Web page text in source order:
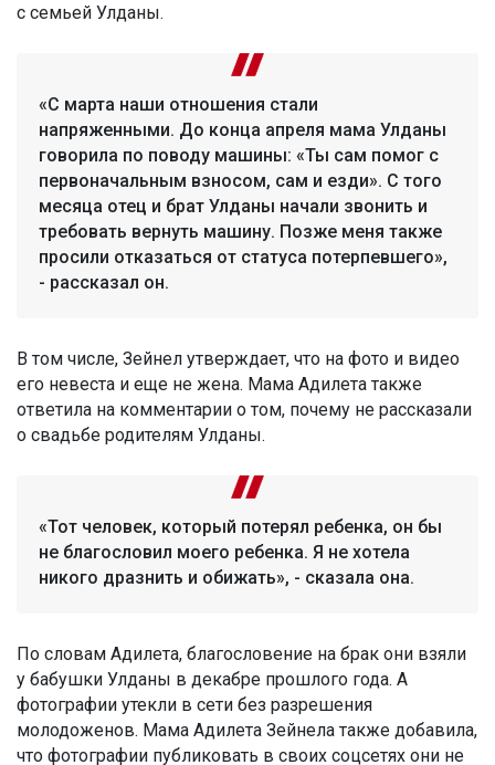
с семьей Улданы.
«С марта наши отношения стали
напряженными. До конца апреля мама Улданы
говорила по поводу машины: «Ты сам помог с
первоначальным взносом, сам и езди». С того
месяца отец и брат Улданы начали звонить и
требовать вернуть машину. Позже меня также
просили отказаться от статуса потерпевшего»,
- рассказал он.
В том числе, Зейнел утверждает, что на фото и видео
его невеста и еще не жена. Мама Адилета также
ответила на комментарии о том, почему не рассказали
о свадьбе родителям Улданы.
«Тот человек, который потерял ребенка, он бы
не благословил моего ребенка. Я не хотела
никого дразнить и обижать», - сказала она.
По словам Адилета, благословение на брак они взяли
у бабушки Улданы в декабре прошлого года. А
фотографии утекли в сети без разрешения
молодоженов. Мама Адилета Зейнела также добавила,
что фотографии публиковать в своих соцсетях они не